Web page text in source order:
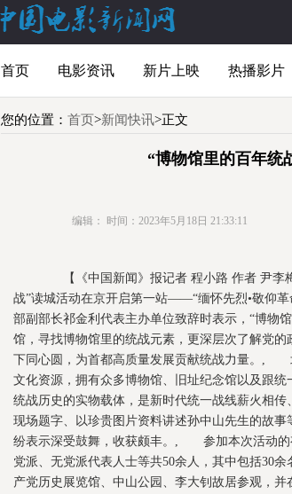
首页 电影资讯 新片上映 热播影片
您的位置： 首页>新闻快讯>正文
“博物馆里的百年统
编辑： 时间：2023年5月18日 21:33:11
【《中国新闻》报记者 程小路 作者 尹李
战”读城活动在京开启第一站——“缅怀先烈•敬仰
部副部长祁金利代表主办单位致辞时表示，“博物
馆，寻找博物馆里的统战元素，更深层次了解党
下同心圆，为首都高质量发展贡献统战力量。,
文化资源，拥有众多博物馆、旧址纪念馆以及跟
统战历史的实物载体，是新时代统一战线薪火相传
现场题字、以珍贵图片资料讲述孙中山先生的故
纷表示深受鼓舞，收获颇丰。, 参加本次活动的
党派、无党派代表人士等共50余人，其中包括30
产党历史展览馆、中山公园、李大钊故居参观，